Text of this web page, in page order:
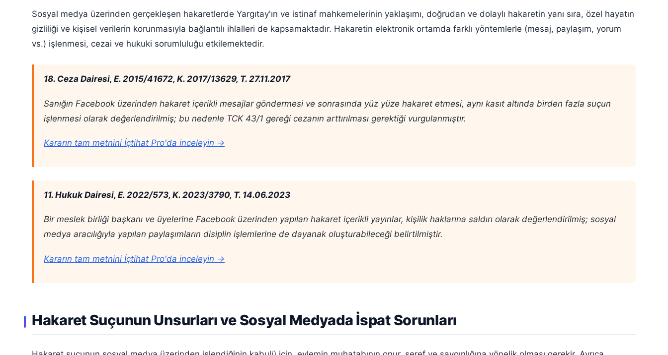
Sosyal medya üzerinden gerçekleşen hakaretlerde Yargıtay'ın ve istinaf mahkemelerinin yaklaşımı, doğrudan ve dolaylı hakaretin yanı sıra, özel hayatın
gizliliği ve kişisel verilerin korunmasıyla bağlantılı ihlalleri de kapsamaktadır. Hakaretin elektronik ortamda farklı yöntemlerle (mesaj, paylaşım, yorum
vs.) işlenmesi, cezai ve hukuki sorumluluğu etkilemektedir.
18. Ceza Dairesi, E. 2015/41672, K. 2017/13629, T. 27.11.2017
Sanığın Facebook üzerinden hakaret içerikli mesajlar göndermesi ve sonrasında yüz yüze hakaret etmesi, aynı kasıt altında birden fazla suçun
işlenmesi olarak değerlendirilmiş; bu nedenle TCK 43/1 gereği cezanın arttırılması gerektiği vurgulanmıştır.
Kararın tam metnini İçtihat Pro'da inceleyin →
11. Hukuk Dairesi, E. 2022/573, K. 2023/3790, T. 14.06.2023
Bir meslek birliği başkanı ve üyelerine Facebook üzerinden yapılan hakaret içerikli yayınlar, kişilik haklarına saldırı olarak değerlendirilmiş; sosyal
medya aracılığıyla yapılan paylaşımların disiplin işlemlerine de dayanak oluşturabileceği belirtilmiştir.
Kararın tam metnini İçtihat Pro'da inceleyin →
Hakaret Suçunun Unsurları ve Sosyal Medyada İspat Sorunları